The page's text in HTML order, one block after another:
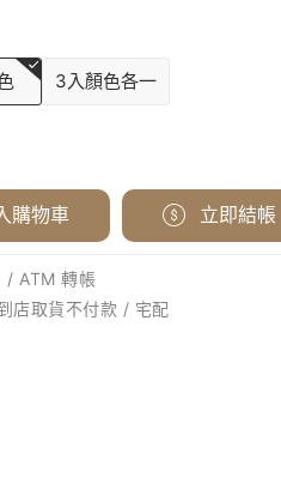
3入顏色各一
購物車 立即結帳
/ ATM 轉帳
店取貨不付款 / 宅配